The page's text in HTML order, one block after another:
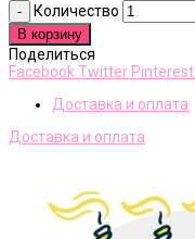
Количество
В корзину
Поделиться
Facebook Twitter Pinterest
Доставка и оплата
Доставка и оплата